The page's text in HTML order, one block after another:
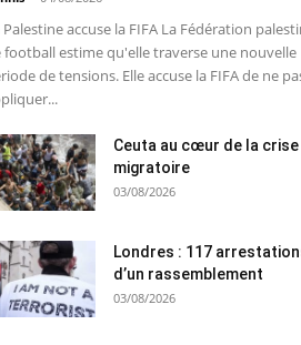
Palestine accuse la FIFA La Fédération
football estime qu'elle traverse une nouvelle
de tensions. Elle accuse la FIFA de ne
Ceuta au cœur de la crise
migratoire
03/08/2026
Londres : 117
d’un rassemblement
03/08/2026